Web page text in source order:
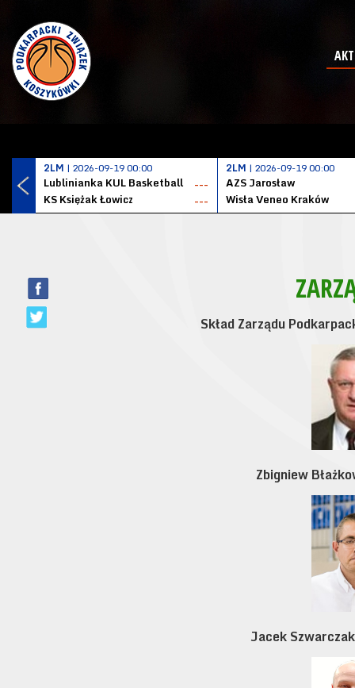
2LM | 2026-09-19 00:00
Lublinianka KUL Basketball
---
KS Księżak Łowicz
---
2LM | 2026-09-19 00:00
AZS Jarosław
Wisła Veneo Kraków
Skład Zarządu
Zbigniew
Jacek Szwarczak